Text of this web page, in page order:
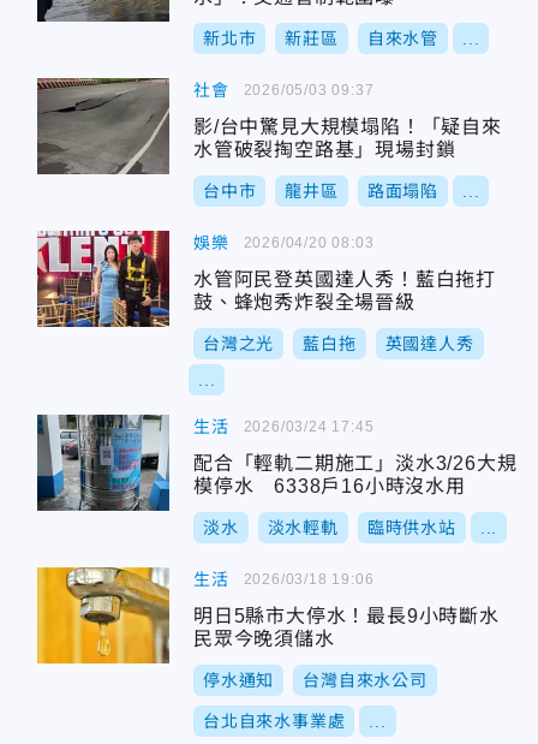
新北市 新莊區 自來水管
社會
影/台中驚見大規模塌陷！「疑自來
水管破裂掏空路基」現場封鎖
台中市 龍井區 路面塌陷
2026/05/03 09:37
娛樂
水管阿民登英國達人秀！藍白拖打
鼓、蜂炮秀炸裂全場晉級
台灣之光 藍白拖 英國達人秀
2026/04/20 08:03
生活
配合「輕軌二期施工」淡水3/26大規
模停水 6338戶16小時沒水用
淡水 淡水輕軌 臨時供水站
2026/03/24 17:45
生活
明日5縣市大停水！最長9小時斷水
民眾今晚須儲水
停水通知 台灣自來水公司
台北自來水事業處
2026/03/18 19:06